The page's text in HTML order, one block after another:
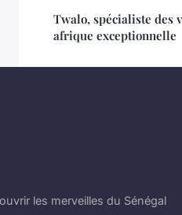
Twalo, spécialiste des
afrique exceptionnelle
les merveilles du Sénégal